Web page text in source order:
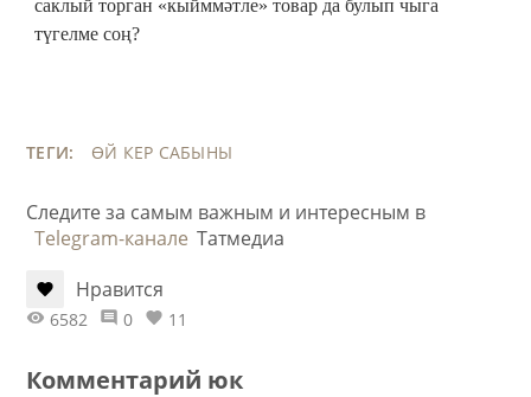
саклый торган «кыйммәтле» товар да булып чыга
түгелме соң?
ТЕГИ: ӨЙ КЕР САБЫНЫ
Следите за самым важным и интересным в
Telegram-канале Татмедиа
Нравится
6582 0 11
Комментарий юк